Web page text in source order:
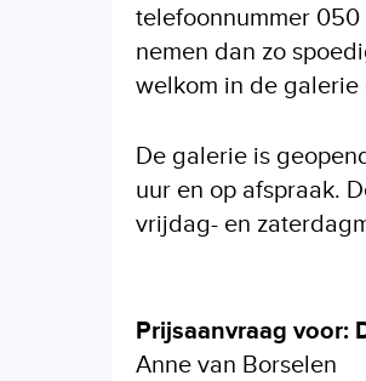
telefoonnummer
nemen dan zo
welkom in de galerie
De galerie is
uur en op afspraak.
vrijdag- en
Prijsaanvraag voor:
Anne van Borselen